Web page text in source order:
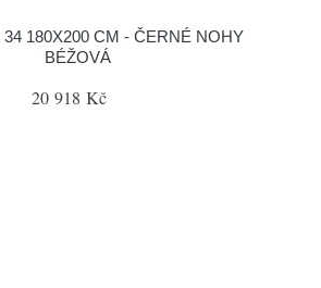
34 180X200 CM - ČERNÉ NOHY
BÉŽOVÁ
20 918 Kč